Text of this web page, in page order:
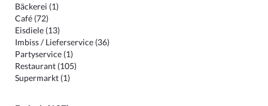
Bäckerei (1)
Café (72)
Eisdiele (13)
Imbiss / Lieferservice (36)
Partyservice (1)
Restaurant (105)
Supermarkt (1)